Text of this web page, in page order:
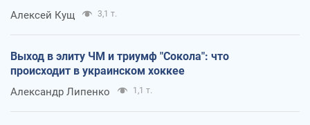
Алексей Кущ 3,1 т.
Выход в элиту ЧМ и триумф "Сокола": что
происходит в украинском хоккее
Александр Липенко 1,1 т.